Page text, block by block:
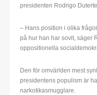
presidenten Rodrigo
– Hans position i olika
på hur han har sovit, säger
oppositionella
Den för omvärlden mest
presidentens populism är
narkotikasmugglare.